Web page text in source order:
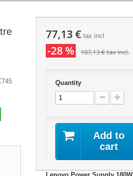
77,13 €tax incl.
-28 % 107,13 €tax incl.
Quantity
Add to
cart